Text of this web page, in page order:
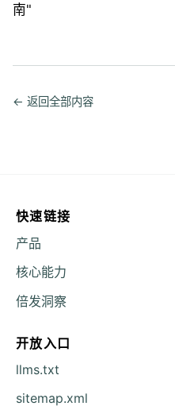
南"
← 返回全部内容
快速链接
产品
核心能力
倍发洞察
开放入口
llms.txt
sitemap.xml